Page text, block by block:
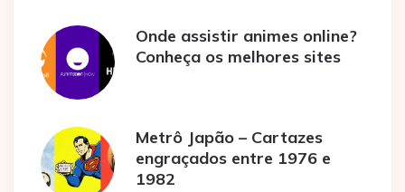
Onde assistir animes online?
Conheça os melhores sites
Metrô Japão – Cartazes
engraçados entre 1976 e
1982